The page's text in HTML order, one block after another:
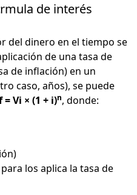
de interés
del dinero en el tiempo se
de una tasa de
de inflación) en un
caso, años), se puede
= Vi × (1 + i)n, donde:
los aplica la tasa de